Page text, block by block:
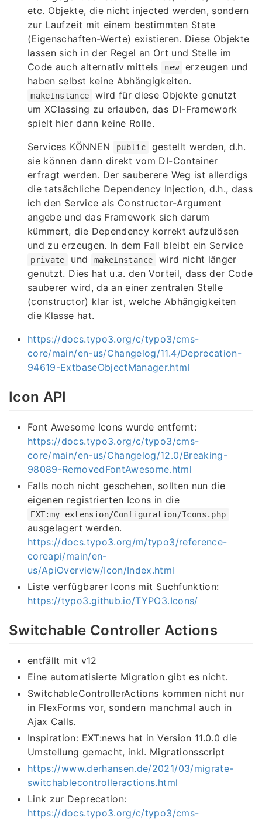
etc. Objekte, die nicht injected werden, sondern
zur Laufzeit mit einem bestimmten State
(Eigenschaften-Werte) existieren. Diese Objekte
lassen sich in der Regel an Ort und Stelle im
Code auch alternativ mittels
new
erzeugen und
haben selbst keine Abhängigkeiten.
makeInstance
wird für diese Objekte genutzt
um XClassing zu erlauben, das DI-Framework
spielt hier dann keine Rolle.
Services KÖNNEN
public
gestellt werden, d.h.
sie können dann direkt vom DI-Container
erfragt werden. Der sauberere Weg ist allerdigs
die tatsächliche Dependency Injection, d.h., dass
ich den Service als Constructor-Argument
angebe und das Framework sich darum
kümmert, die Dependency korrekt aufzulösen
und zu erzeugen. In dem Fall bleibt ein Service
private und makeInstance
wird nicht länger
genutzt. Dies hat u.a. den Vorteil, dass der Code
sauberer wird, da an einer zentralen Stelle
(constructor) klar ist, welche Abhängigkeiten
die Klasse hat.
https://docs.typo3.org/c/typo3/cms-
core/main/en-us/Changelog/11.4/Deprecation-
94619-ExtbaseObjectManager.html
Icon API
Font Awesome Icons wurde entfernt:
https://docs.typo3.org/c/typo3/cms-
core/main/en-us/Changelog/12.0/Breaking-
98089-RemovedFontAwesome.html
Falls noch nicht geschehen, sollten nun die
eigenen registrierten Icons in die
EXT:my_extension/Configuration/Icons.php
ausgelagert werden.
https://docs.typo3.org/m/typo3/reference-
coreapi/main/en-
us/ApiOverview/Icon/Index.html
Liste verfügbarer Icons mit Suchfunktion:
https://typo3.github.io/TYPO3.Icons/
Switchable Controller Actions
entfällt mit v12
Eine automatisierte Migration gibt es nicht.
SwitchableControllerActions kommen nicht nur
in FlexForms vor, sondern manchmal auch in
Ajax Calls.
Inspiration: EXT:news hat in Version 11.0.0 die
Umstellung gemacht, inkl. Migrationsscript
https://www.derhansen.de/2021/03/migrate-
switchablecontrolleractions.html
Link zur Deprecation:
https://docs.typo3.org/c/typo3/cms-